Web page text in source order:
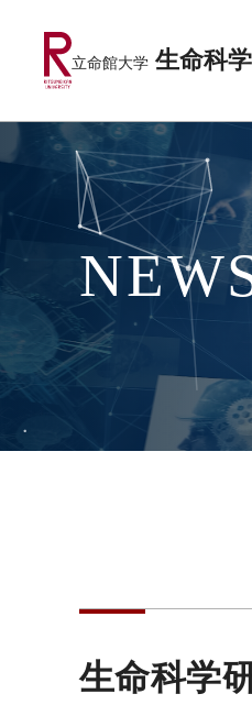
立命館大学 生命科
生命科学